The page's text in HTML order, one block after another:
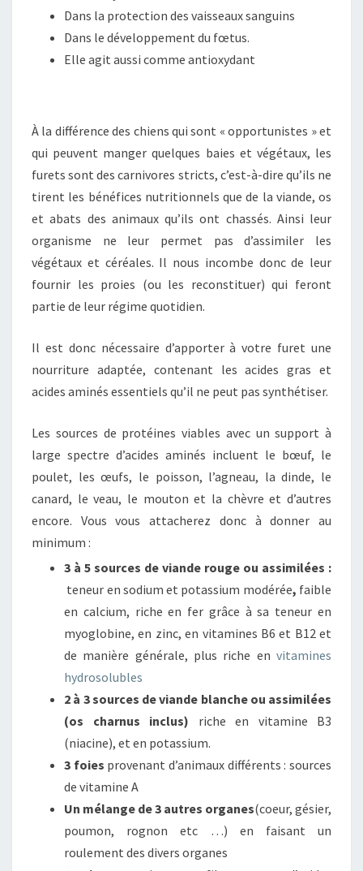
Dans la protection des vaisseaux sanguins
Dans le développement du fœtus.
Elle agit aussi comme antioxydant
À la différence des chiens qui sont « opportunistes » et
qui peuvent manger quelques baies et végétaux, les
furets sont des carnivores stricts, c’est-à-dire qu’ils ne
tirent les bénéfices nutritionnels que de la viande, os
et abats des animaux qu’ils ont chassés. Ainsi leur
organisme ne leur permet pas d’assimiler les
végétaux et céréales. Il nous incombe donc de leur
fournir les proies (ou les reconstituer) qui feront
partie de leur régime quotidien.
Il est donc nécessaire d’apporter à votre furet une
nourriture adaptée, contenant les acides gras et
acides aminés essentiels qu’il ne peut pas synthétiser.
Les sources de protéines viables avec un support à
large spectre d’acides aminés incluent le bœuf, le
poulet, les œufs, le poisson, l’agneau, la dinde, le
canard, le veau, le mouton et la chèvre et d’autres
encore. Vous vous attacherez donc à donner au
minimum :
3 à 5 sources de viande rouge ou assimilées :
teneur en sodium et potassium modérée, faible
en calcium, riche en fer grâce à sa teneur en
myoglobine, en zinc, en vitamines B6 et B12 et
de manière générale, plus riche en vitamines
hydrosolubles
2 à 3 sources de viande blanche ou assimilées
(os charnus inclus) riche en vitamine B3
(niacine), et en potassium.
3 foies provenant d’animaux différents : sources
de vitamine A
Un mélange de 3 autres organes(coeur, gésier,
poumon, rognon etc …) en faisant un
roulement des divers organes